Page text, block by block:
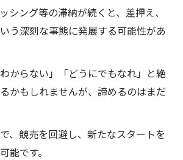
シング等の滞納が続くと、差押え、
う深刻な事態に発展する可能性があ
からない」「どうにでもなれ」と絶
かもしれませんが、諦めるのはまだ
、競売を回避し、新たなスタートを
能です。